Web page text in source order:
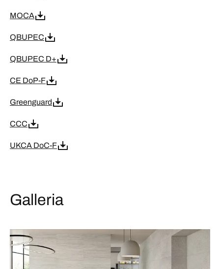
MOCA
QBUPEC
QBUPEC D+
CE DoP-F
Greenguard
CCC
UKCA DoC-F
Galleria